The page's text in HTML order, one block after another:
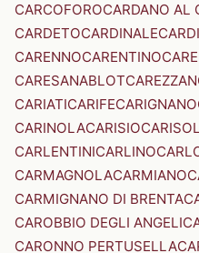
CARCOFOROCARDANO AL
CARDETOCARDINALE
CARENNOCARENTINO
CARESANABLOT
CARIATICARIFECARIGNANO
CARINOLACARISIO
CARLENTINICARLINO
CARMAGNOLACARMIANO
CARMIGNANO DI BRENTA
CAROBBIO DEGLI ANGELI
CARONNO PERTUSELLA